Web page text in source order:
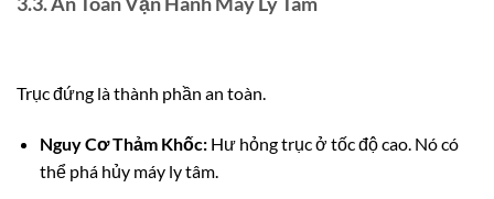
Trục đứng là thành phần an toàn.
Nguy Cơ Thảm Khốc:Hư hỏng trục ở tốc độ cao. Nó có
thể phá hủy máy ly tâm.